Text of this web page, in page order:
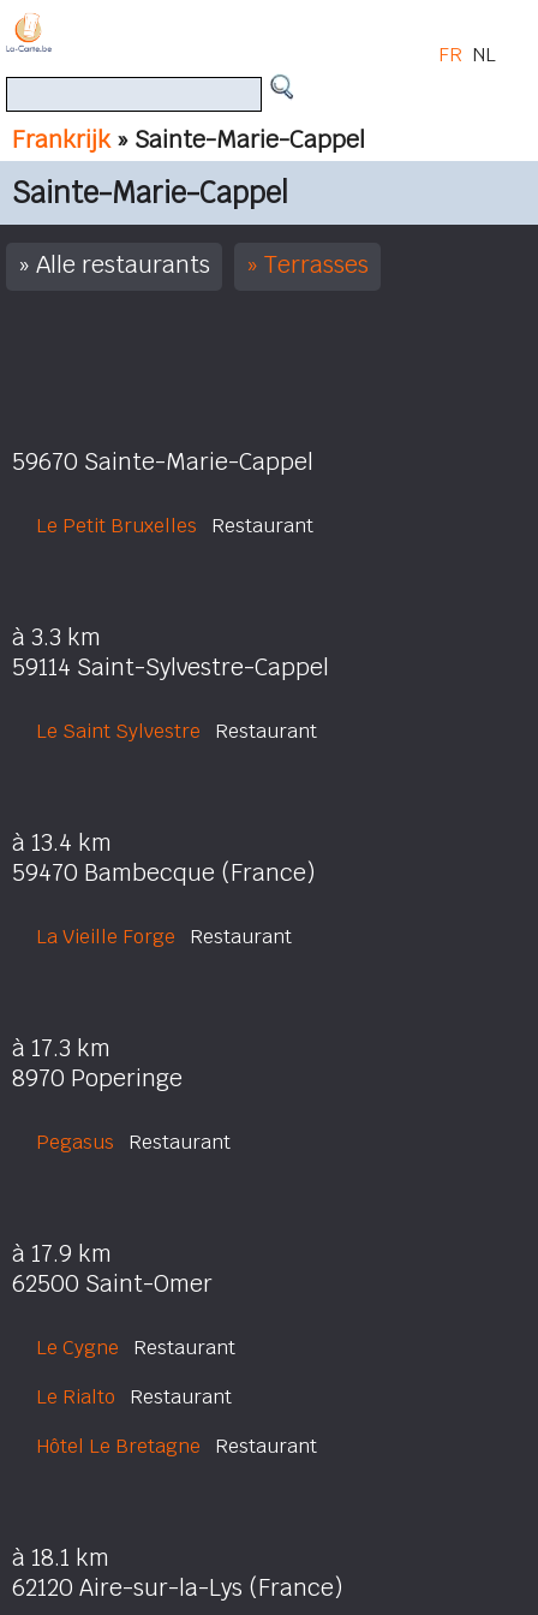
Frankrijk» Sainte-Marie-Cappel
FR NL
Sainte-Marie-Cappel
Alle restaurants Terrasses
59670 Sainte-Marie-Cappel
Le Petit Bruxelles Restaurant
à 3.3 km
59114 Saint-Sylvestre-Cappel
Le Saint Sylvestre Restaurant
à 13.4 km
59470 Bambecque (France)
La Vieille Forge Restaurant
à 17.3 km
8970 Poperinge
Pegasus Restaurant
à 17.9 km
62500 Saint-Omer
Le Cygne Restaurant
Le Rialto Restaurant
Hôtel Le Bretagne Restaurant
à 18.1 km
62120 Aire-sur-la-Lys (France)